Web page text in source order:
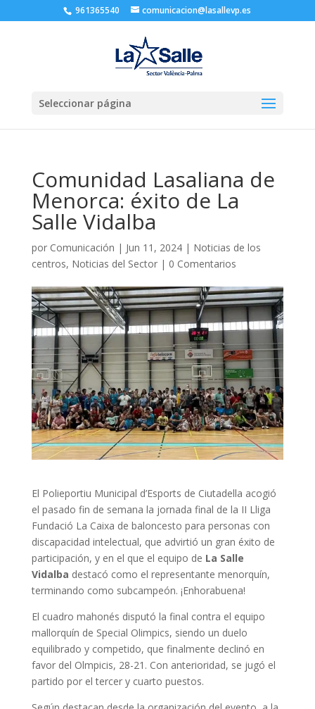
961365540 comunicacion@lasallevp.es
Seleccionar página
Comunidad Lasaliana de
Menorca: éxito de La
Salle Vidalba
por Comunicación | Jun 11, 2024| Noticias de los
centros, Noticias del Sector| 0 Comentarios
El Polieportiu Municipal d’Esports de Ciutadella acogió
el pasado fin de semana la jornada final de la II Lliga
Fundació La Caixa de baloncesto para personas con
discapacidad intelectual, que advirtió un gran éxito de
participación, y en el que el equipo de La Salle
Vidalba destacó como el representante menorquín,
terminando como subcampeón. ¡Enhorabuena!
El cuadro mahonés disputó la final contra el equipo
mallorquín de Special Olimpics, siendo un duelo
equilibrado y competido, que finalmente declinó en
favor del Olmpicis, 28-21. Con anterioridad, se jugó el
partido por el tercer y cuarto puestos.